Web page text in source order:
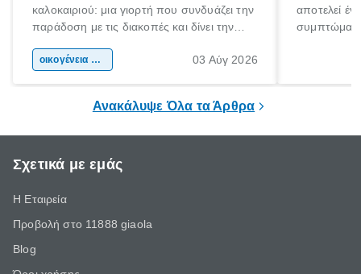
καλοκαιριού: μια γιορτή που συνδυάζει την
παράδοση με τις διακοπές και δίνει την
χώρας. Είτε πρόκειται για λίγες μέρες
οικογένεια & παιδί 03 Αύγ 2026
αποτελεί
Ανακάλυψε Όλα τα Άρθρα
Σχετικά με εμάς
Η Εταιρεία
Προβολή στο 11888 giaola
Blog